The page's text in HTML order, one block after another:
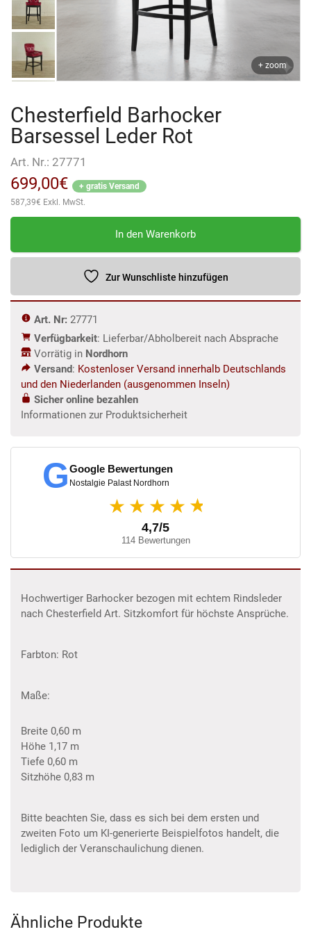
+ zoom
Chesterfield Barhocker
Barsessel Leder Rot
Art. Nr.: 27771
699,00€
+ gratis Versand
587,39€ Exkl. MwSt.
Chesterfield
Barsessel
Rot
Menge
In den Warenkorb
Zur Wunschliste hinzufügen
Art. Nr: 27771
Verfügbarkeit: Lieferbar/Abholbereit nach Absprache
Vorrätig in Nordhorn
Versand: Kostenloser Versand innerhalb Deutschlands
und den Niederlanden (ausgenommen Inseln)
Sicher online bezahlen
Informationen zur Produktsicherheit
GGoogle Bewertungen
Nostalgie Palast Nordhorn
★★★★ ★
4,7/5
114 Bewertungen
Hochwertiger Barhocker bezogen mit echtem Rindsleder
nach Chesterfield Art. Sitzkomfort für höchste Ansprüche.
Farbton: Rot
Maße:
Breite 0,60 m
Höhe 1,17 m
Tiefe 0,60 m
Sitzhöhe 0,83 m
Bitte beachten Sie, dass es sich bei dem ersten und
zweiten Foto um KI-generierte Beispielfotos handelt, die
lediglich der Veranschaulichung dienen.
Ähnliche Produkte